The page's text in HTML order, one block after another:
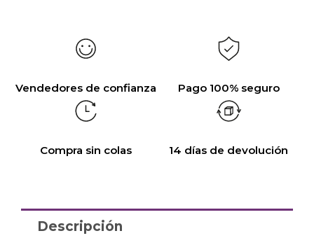
Vendedores de confianza Pago 100% seguro
Compra sin colas 14 días de devolución
Descripción